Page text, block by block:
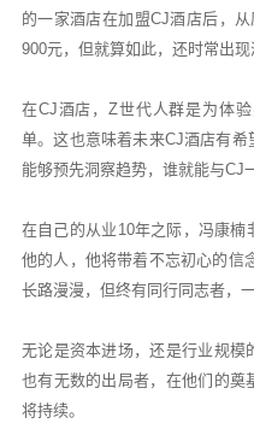
的一家酒店在加盟CJ酒店后，
900元，但就算如此，还时常出现
在CJ酒店，Z世代人群是为体
单。这也意味着未来CJ酒店有
能够预先洞察趋势，谁就能与CJ
在自己的从业10年之际，冯康
他的人，他将带着不忘初心的信
长路漫漫，但终有同行同志者，
无论是资本进场，还是行业规模
也有无数的出局者，在他们的奠
将持续。